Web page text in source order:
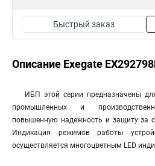
Быстрый заказ
Описание Exegate
ИБП этой серии предназначены
промышленных и
повышенную надежность и защиту за
Индикация режимов работы
осуществляется многоцветным LED